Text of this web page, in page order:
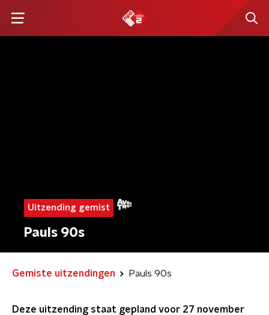
Uitzending gemist
Pauls 90s
Gemiste uitzendingen Pauls 90s
Deze uitzending staat gepland voor 27 november